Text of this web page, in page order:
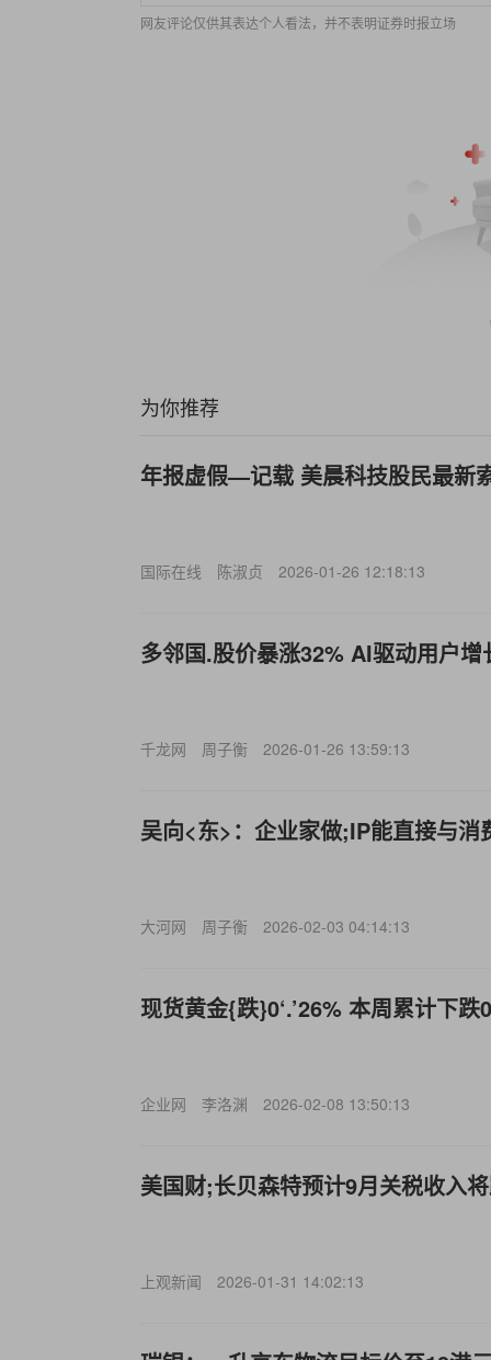
网友评论仅供其表达个人看法，并不表明证券时报立场
为你推荐
年报虚假—记载 美晨科技股民最新
国际在线 陈淑贞 2026-01-26 12:18:13
多邻国.股价暴涨32% AI驱动用户
千龙网 周子衡 2026-01-26 13:59:13
吴向<东>：企业家做;IP能直接与消
大河网 周子衡 2026-02-03 04:14:13
现货黄金{跌}0‘.’26% 本周累计下跌
企业网 李洛渊 2026-02-08 13:50:13
美国财;长贝森特预计9月关税收入
上观新闻 2026-01-31 14:02:13